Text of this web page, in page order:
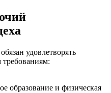
удовлетворять
образование и физическая